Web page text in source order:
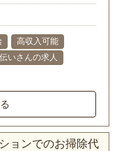
高収入可能
いさんの求人
ョンでのお掃除代